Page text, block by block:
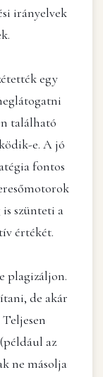
irányelvek
egy
található
e. A jó
fontos
szünteti a
értékét.
plagizáljon.
de akár
az
ne másolja